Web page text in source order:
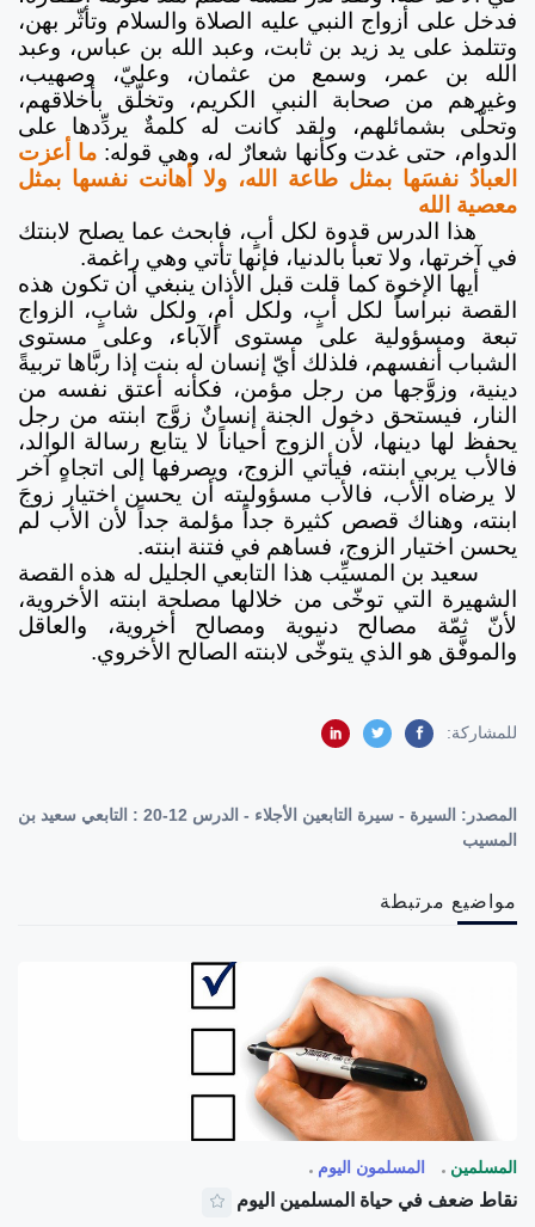
فدخل على أزواج النبي عليه الصلاة والسلام وتأثّر بهن،
وتتلمذ على يد زيد بن ثابت، وعبد الله بن عباس، وعبد
الله بن عمر، وسمع من عثمان، وعليّ، وصهيب،
وغيرهم من صحابة النبي الكريم، وتخلّق بأخلاقهم،
وتحلّى بشمائلهم، ولقد كانت له كلمةٌ يردِّدها على
الدوام، حتى غدت وكأنها شعارٌ له، وهي قوله: ما أعزت
العبادُ نفسَها بمثل طاعة الله، ولا أهانت نفسها بمثل
معصية الله
هذا الدرس قدوة لكل أبٍ، فابحث عما يصلح لابنتك
في آخرتها، ولا تعبأ بالدنيا، فإنها تأتي وهي راغمة.
أيها الإخوة كما قلت قبل الأذان ينبغي أن تكون هذه
القصة نبراساً لكل أبٍ، ولكل أمٍ، ولكل شابٍ، الزواج
تبعة ومسؤولية على مستوى الآباء، وعلى مستوى
الشباب أنفسهم، فلذلك أيّ إنسان له بنت إذا ربَّاها تربيةً
دينية، وزوَّجها من رجل مؤمن، فكأنه أعتق نفسه من
النار، فيستحق دخول الجنة إنسانٌ زوَّج ابنته من رجل
يحفظ لها دينها، لأن الزوج أحياناً لا يتابع رسالة الوالد،
فالأب يربي ابنته، فيأتي الزوج، ويصرفها إلى اتجاهٍ آخر
لا يرضاه الأب، فالأب مسؤوليته أن يحسن اختيار زوجَ
ابنته، وهناك قصص كثيرة جداً مؤلمة جداً لأن الأب لم
يحسن اختيار الزوج، فساهم في فتنة ابنته.
سعيد بن المسيِّب هذا التابعي الجليل له هذه القصة
الشهيرة التي توخّى من خلالها مصلحة ابنته الأخروية،
لأنّ ثمّة مصالح دنيوية ومصالح أخروية، والعاقل
والموفَّق هو الذي يتوخّى لابنته الصالح الأخروي.
للمشاركة:
المصدر:
السيرة - سيرة التابعين الأجلاء - الدرس 12-20 : التابعي سعيد بن
المسيب
مواضيع مرتبطة
المسلمين المسلمون اليوم
نقاط ضعف في حياة المسلمين اليوم